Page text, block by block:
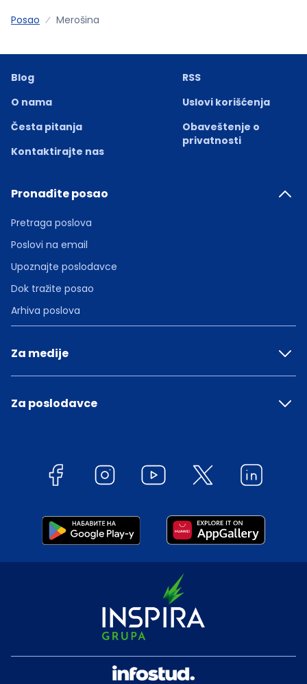
Posao Merošina
Blog
O nama
Česta pitanja
Kontaktirajte nas
RSS
Uslovi korišćenja
Obaveštenje o
privatnosti
Pronađite posao
Pretraga poslova
Poslovi na email
Upoznajte poslodavce
Dok tražite posao
Arhiva poslova
Za medije
Za poslodavce